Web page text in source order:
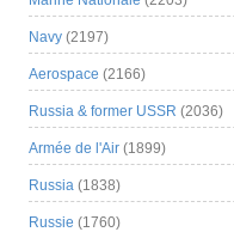
Navy (2197)
Aerospace (2166)
Russia & former USSR (2036)
Armée de l'Air (1899)
Russia (1838)
Russie (1760)